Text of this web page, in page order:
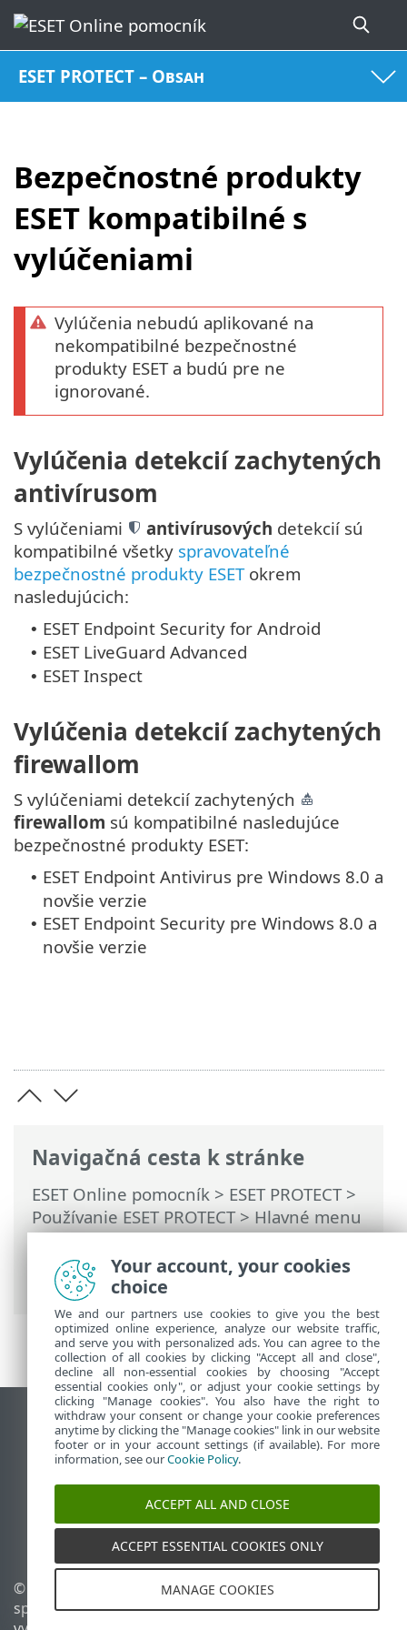
ESET PROTECT – Obsah
Bezpečnostné produkty
ESET kompatibilné s
vylúčeniami
Navigačná cesta k stránke
ESET Online pomocník > ESET PROTECT>
Používanie ESET PROTECT>Hlavné menu
ESET PROTECT>Detekcie>Vytvorenie
vylúčenia
> Bezpečnostné produkty ESET
kompatibilné s vylúčeniami
Vylúčenia nebudú aplikované na
nekompatibilné bezpečnostné
produkty ESET a budú pre ne
ignorované.
Vylúčenia detekcií zachytených
antivírusom
S vylúčeniami antivírusových detekcií sú
kompatibilné všetky spravovateľné
bezpečnostné produkty ESETokrem
nasledujúcich:
• ESET Endpoint Security for Android
• ESET LiveGuard Advanced
• ESET Inspect
Vylúčenia detekcií zachytených
firewallom
S vylúčeniami detekcií zachytených
firewallom sú kompatibilné nasledujúce
bezpečnostné produkty ESET:
• ESET Endpoint Antivirus pre Windows 8.0 a
novšie verzie
• ESET Endpoint Security pre Windows 8.0 a
novšie verzie
Zobraziť stránku ako na počítači
End of Life
Databáza znalostí ESET
ESET Fórum
ESET Status Portal
Technická podpora
© 1992 - 2026 ESET,
spol. s r. o. Všetky práva
Spravovať súbory cookie
Zásady používania súborov
Your account, your cookies
choice
We and our partners use cookies to give you the best
optimized online experience, analyze our website traffic,
and serve you with personalized ads. You can agree to the
collection of all cookies by clicking "Accept all and close",
decline all non-essential cookies by choosing "Accept
essential cookies only", or adjust your cookie settings by
clicking "Manage cookies". You also have the right to
withdraw your consent or change your cookie preferences
anytime by clicking the "Manage cookies" link in our website
footer or in your account settings (if available). For more
information, see ourCookie Policy.
ACCEPT ALL AND CLOSE
ACCEPT ESSENTIAL COOKIES ONLY
MANAGE COOKIES